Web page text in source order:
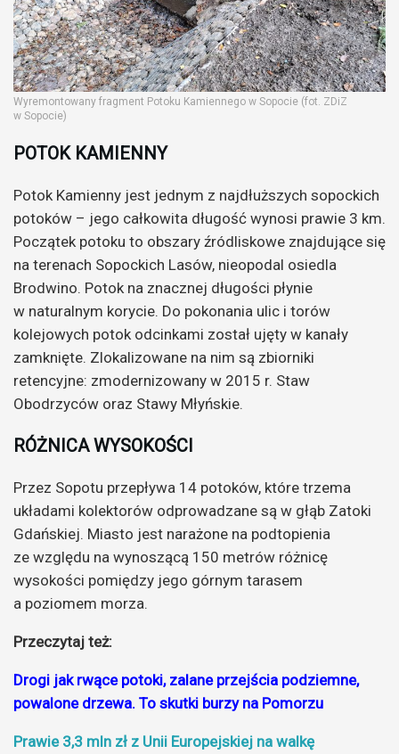
Wyremontowany fragment Potoku Kamiennego w Sopocie (fot. ZDiZ
w Sopocie)
POTOK KAMIENNY
Potok Kamienny jest jednym z najdłuższych sopockich
potoków – jego całkowita długość wynosi prawie 3 km.
Początek potoku to obszary źródliskowe znajdujące się
na terenach Sopockich Lasów, nieopodal osiedla
Brodwino. Potok na znacznej długości płynie
w naturalnym korycie. Do pokonania ulic i torów
kolejowych potok odcinkami został ujęty w kanały
zamknięte. Zlokalizowane na nim są zbiorniki
retencyjne: zmodernizowany w 2015 r. Staw
Obodrzyców oraz Stawy Młyńskie.
RÓŻNICA WYSOKOŚCI
Przez Sopotu przepływa 14 potoków, które trzema
układami kolektorów odprowadzane są w głąb Zatoki
Gdańskiej. Miasto jest narażone na podtopienia
ze względu na wynoszącą 150 metrów różnicę
wysokości pomiędzy jego górnym tarasem
a poziomem morza.
Przeczytaj też:
Drogi jak rwące potoki, zalane przejścia podziemne,
powalone drzewa. To skutki burzy na Pomorzu
Prawie 3,3 mln zł z Unii Europejskiej na walkę